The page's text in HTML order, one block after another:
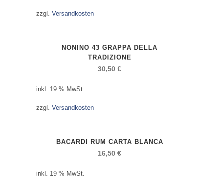
zzgl. Versandkosten
NONINO 43 GRAPPA DELLA
TRADIZIONE
30,50 €
inkl. 19 % MwSt.
zzgl. Versandkosten
BACARDI RUM CARTA BLANCA
16,50 €
inkl. 19 % MwSt.